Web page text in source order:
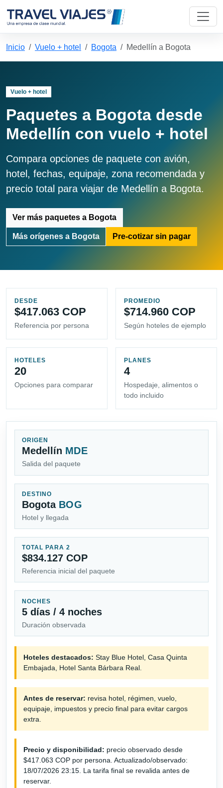
Inicio Vuelo + hotel Bogota Medellín a Bogota
Vuelo + hotel
Paquetes a Bogota desde
Medellín con vuelo + hotel
Compara opciones de paquete con avión,
hotel, fechas, equipaje, zona recomendada y
precio total para viajar de Medellín a Bogota.
Ver más paquetes a Bogota
Más orígenes a Bogota Pre-cotizar sin pagar
DESDE
$417.063 COP
Referencia por persona
PROMEDIO
$714.960 COP
Según hoteles de ejemplo
HOTELES
20
Opciones para comparar
PLANES
4
Hospedaje, alimentos o
todo incluido
ORIGEN
Medellín MDE
Salida del paquete
DESTINO
Bogota BOG
Hotel y llegada
TOTAL PARA 2
$834.127 COP
Referencia inicial del paquete
NOCHES
5 días / 4 noches
Duración observada
Hoteles destacados: Stay Blue Hotel, Casa Quinta
Embajada, Hotel Santa Bárbara Real.
Antes de reservar: revisa hotel, régimen, vuelo,
equipaje, impuestos y precio final para evitar cargos
extra.
Precio y disponibilidad: precio observado desde
$417.063 COP por persona. Actualizado/observado:
18/07/2026 23:15. La tarifa final se revalida antes de
reservar.